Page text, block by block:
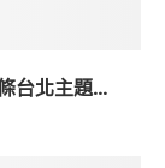
台北主題...